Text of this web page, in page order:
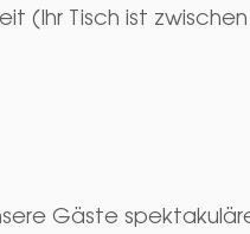
Tisch ist zwischen
Gäste spektakuläre